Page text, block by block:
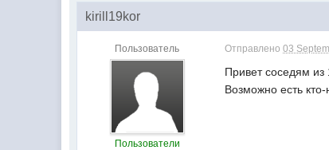
kirill19kor
Пользователь
Пользователи
Отправлено03
Привет соседям из
Возможно есть